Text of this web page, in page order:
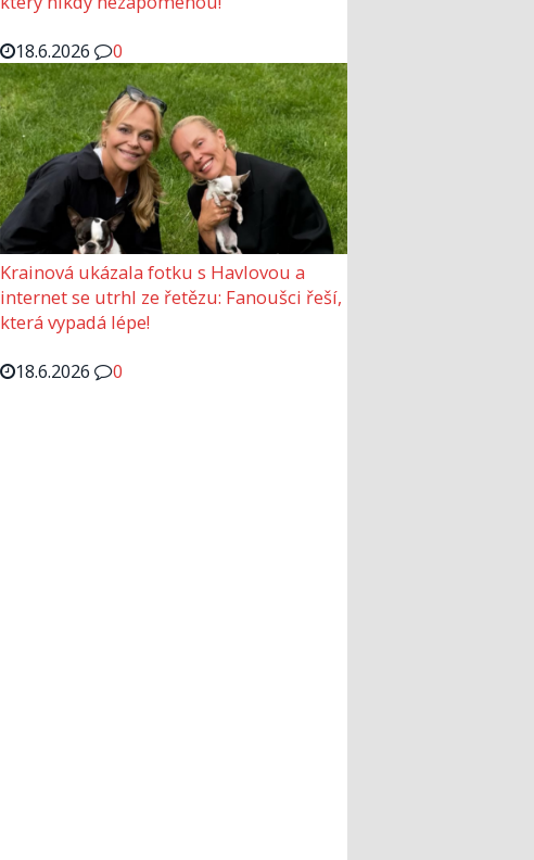
18.6.2026
0
Krainová ukázala fotku s Havlovou a
internet se utrhl ze řetězu: Fanoušci řeší,
která vypadá lépe!
18.6.2026
0